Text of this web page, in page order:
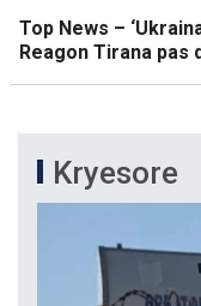
Top News –
Reagon Tirana
Kryesore